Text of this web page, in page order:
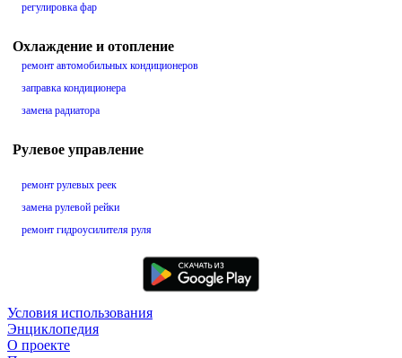
регулировка фар
Охлаждение и отопление
ремонт автомобильных кондиционеров
заправка кондиционера
замена радиатора
Рулевое управление
ремонт рулевых реек
замена рулевой рейки
ремонт гидроусилителя руля
Условия использования
Энциклопедия
О проекте